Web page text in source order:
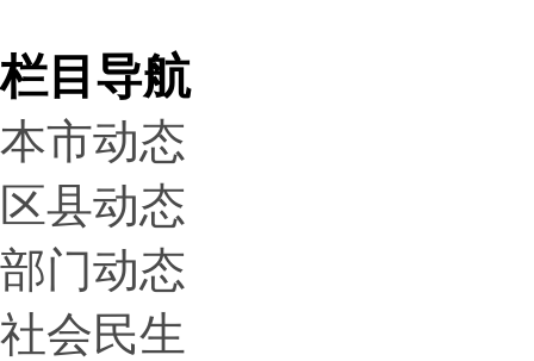
栏目导航
本市动态
区县动态
部门动态
社会民生